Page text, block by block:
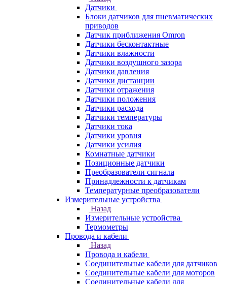
Датчики
Блоки датчиков для пневматических
приводов
Датчик приближения Omron
Датчики бесконтактные
Датчики влажности
Датчики воздушного зазора
Датчики давления
Датчики дистанции
Датчики отражения
Датчики положения
Датчики расхода
Датчики температуры
Датчики тока
Датчики уровня
Датчики усилия
Комнатные датчики
Позиционные датчики
Преобразователи сигнала
Принадлежности к датчикам
Температурные преобразователи
Измерительные устройства
Назад
Измерительные устройства
Термометры
Провода и кабели
Назад
Провода и кабели
Соединительные кабели для датчиков
Соединительные кабели для моторов
Соединительные кабели для